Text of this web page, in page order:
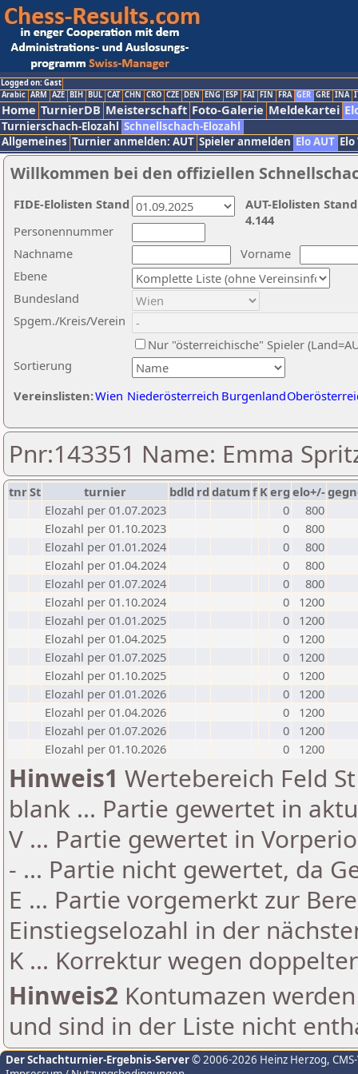
Logged on: Gast
Arabic ARM AZE BIH BUL CAT CHN CRO CZE DEN ENG ESP FAI FIN FRA GER GRE INA
Home TurnierDB Meisterschaft Foto-Galerie Meldekartei
Turnierschach-Elozahl Schnellschach-Elozahl
Allgemeines Turnier anmelden: AUT Spieler anmelden Elo AUT
Willkommen bei den offiziellen
Nachname
Vorname
Ebene
Sortierung
Personennummer
Bundesland
Spgem./Kreis/Verein
Nur "österreichische" Spieler
Vereinslisten:Wien Niederösterreich Burgenland
AUT-Elolisten
4.144
FIDE-Elolisten Stand
Pnr:143351 Name: Emma
tnrSt turnier bdld rd datumf Kerg elo+/-
Elozahl per 01.07.2023
0
800
Elozahl per 01.10.2023
0
800
Elozahl per 01.01.2024
0
800
Elozahl per 01.04.2024
0
800
Elozahl per 01.07.2024
0
800
Elozahl per 01.10.2024
0
1200
Elozahl per 01.01.2025
0
1200
Elozahl per 01.04.2025
0
1200
Elozahl per 01.07.2025
0
1200
Elozahl per 01.10.2025
0
1200
Elozahl per 01.01.2026
0
1200
Elozahl per 01.04.2026
0
1200
Elozahl per 01.07.2026
0
1200
Elozahl per 01.10.2026
0 1200
Hinweis1 Wertebereich Feld
blank ... Partie gewertet in
V ... Partie gewertet in
- ... Partie nicht gewertet, da
E ... Partie vorgemerkt zur
Einstiegselozahl in der
K ... Korrektur wegen
Hinweis2 Kontumazen
und sind in der Liste nicht
Der Schachturnier-Ergebnis-Server© 2006-2026 Heinz Herzog,